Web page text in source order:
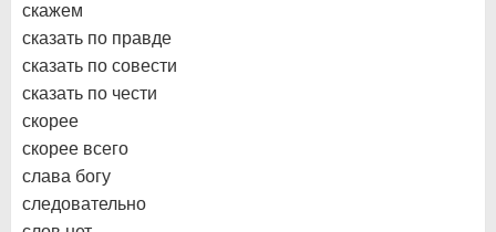
скажем
сказать по правде
сказать по совести
сказать по чести
скорее
скорее всего
слава богу
следовательно